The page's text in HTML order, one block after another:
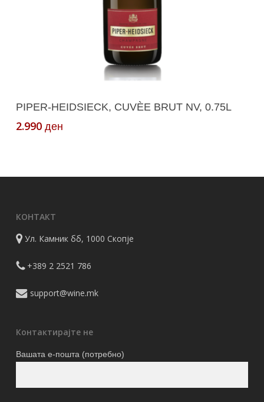
Read More
PIPER-HEIDSIECK, CUVÈE BRUT NV, 0.75L
2.990 ден
КОНТАКТ
Ул. Камник бб, 1000 Скопје
+389 2 2521 786
support@wine.mk
Контактирајте не
Вашата е-пошта (потребно)